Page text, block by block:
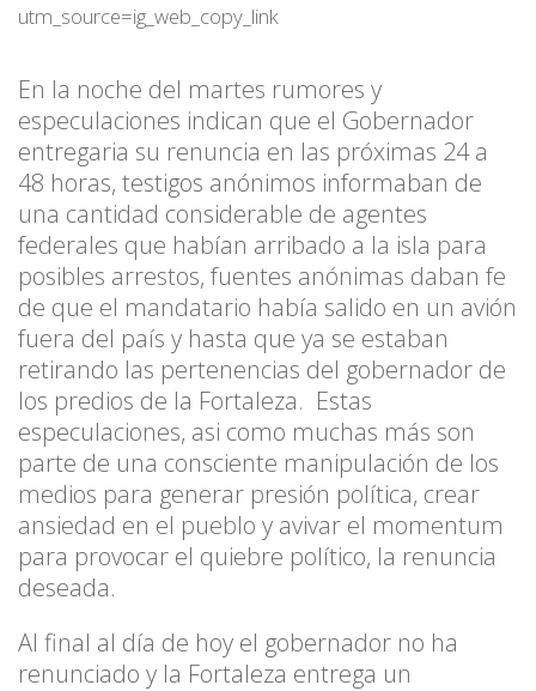
utm_source=ig_web_copy_link
En la noche del martes rumores y
especulaciones indican que el Gobernador
entregaria su renuncia en las próximas 24 a
48 horas, testigos anónimos informaban de
una cantidad considerable de agentes
federales que habían arribado a la isla para
posibles arrestos, fuentes anónimas daban fe
de que el mandatario había salido en un avión
fuera del país y hasta que ya se estaban
retirando las pertenencias del gobernador de
los predios de la Fortaleza. Estas
especulaciones, asi como muchas más son
parte de una consciente manipulación de los
medios para generar presión política, crear
ansiedad en el pueblo y avivar el momentum
para provocar el quiebre político, la renuncia
deseada.
Al final al día de hoy el gobernador no ha
renunciado y la Fortaleza entrega un